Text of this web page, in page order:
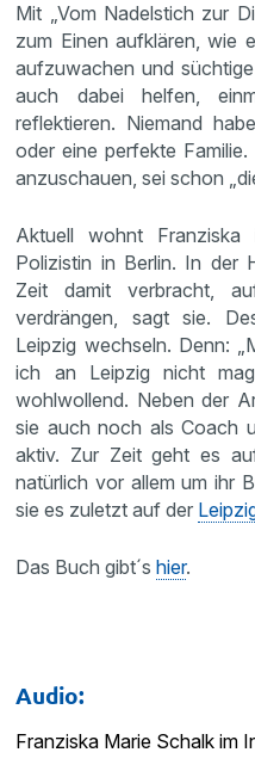
Mit „Vom Nadelstich zur
zum Einen aufklären, wie
aufzuwachen und
auch dabei helfen,
reflektieren. Niemand
oder eine perfekte
anzuschauen, sei schon
Aktuell wohnt
Polizistin in Berlin. In der
Zeit damit verbracht,
verdrängen, sagt sie.
Leipzig wechseln. Denn:
ich an Leipzig nicht
wohlwollend. Neben der
sie auch noch als Coach
aktiv. Zur Zeit geht es
natürlich vor allem um ihr
sie es zuletzt auf der
Das Buch gibt´shier.
Audio:
Franziska Marie Schalk im